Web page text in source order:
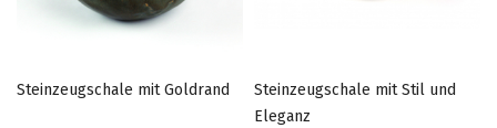
Steinzeugschale mit Goldrand
Steinzeugschale mit Stil und
Eleganz